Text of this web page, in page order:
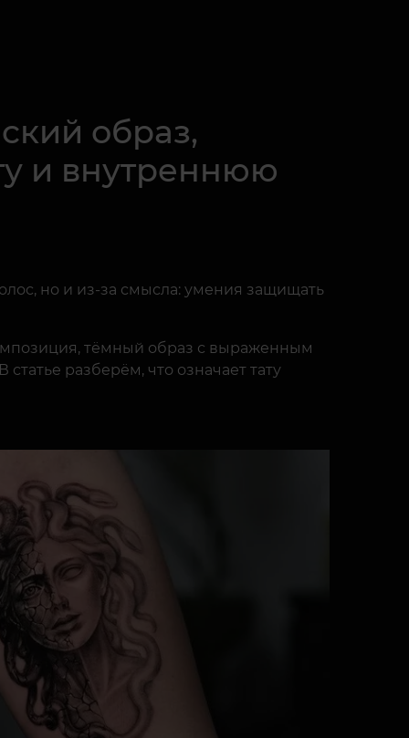
образ,
и внутреннюю
но и из-за смысла: умения защищать
тёмный образ с выраженным
разберём, что означает тату